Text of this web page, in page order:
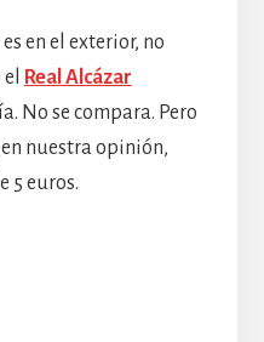
en el exterior, no
Real Alcázar
No se compara. Pero
nuestra opinión,
5 euros.